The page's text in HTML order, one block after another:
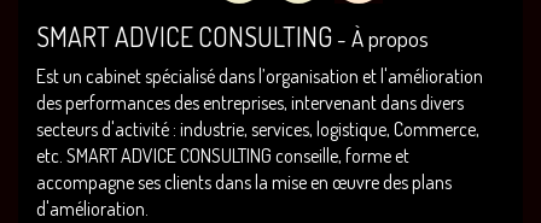
SMART ADVICE CONSULTING - À propos
Est un cabinet spécialisé dans l’organisation et l'amélioration
des performances des entreprises, intervenant dans divers
secteurs d'activité : industrie, services, logistique, Commerce,
etc. SMART ADVICE CONSULTING conseille, forme et
accompagne ses clients dans la mise en œuvre des plans
d'amélioration.